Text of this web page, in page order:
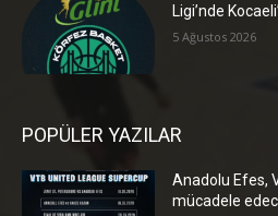
Ligi’nde
5 Ağustos 2026
POPÜLER YAZILAR
Anadolu Efes,
mücadele